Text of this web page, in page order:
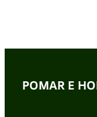
POMAR E